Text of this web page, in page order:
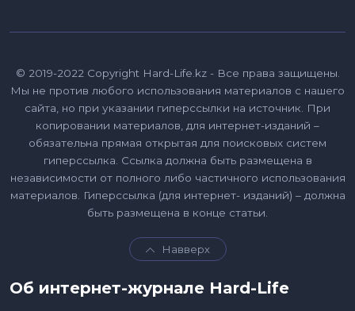
© 2019-2022 Copyright Hard-Life.kz - Все права защищены.
Мы не против любого использования материалов с нашего
сайта, но при указании гиперссылки на источник. При
копировании материалов, для интернет-изданий –
обязательна прямая открытая для поисковых систем
гиперссылка. Ссылка должна быть размещена в
независимости от полного либо частичного использования
материалов. Гиперссылка (для интернет- изданий) – должна
быть размещена в конце статьи.
Навверх
Об интернет-журнале Hard-Life